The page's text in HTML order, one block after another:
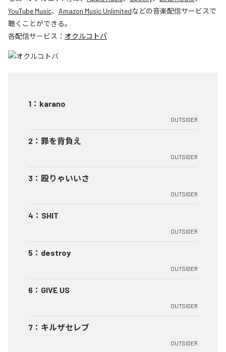
YouTube Music、 Amazon Music Unlimitedなどの音楽配信サービスで
聴くことができる。
各配信サービス： オクルコトバ
1 ： karano
OUTSIDER
2 ： 罪を背負え
OUTSIDER
3 ： 殴りゃいいさ
OUTSIDER
4 ： SHIT
OUTSIDER
5 ： destroy
OUTSIDER
6 ： GIVE US
OUTSIDER
7 ： キルザセレブ
OUTSIDER